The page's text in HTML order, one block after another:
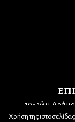
10ο χλμ
Τηλ: 25210
Χρήση της